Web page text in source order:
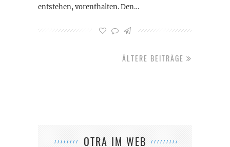
entstehen, vorenthalten. Den…
ÄLTERE BEITRÄGE
OTRA IM WEB